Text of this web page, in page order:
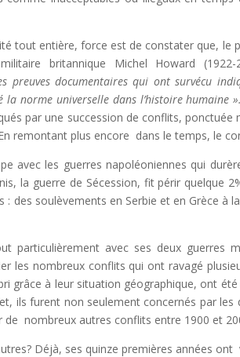
tout entière, force est de constater que, le
britannique Michel Howard
preuves documentaires qui ont survécu
norme universelle dans l’histoire humaine ».
par une succession de conflits, ponctuée
remontant plus encore dans le temps, le
avec les guerres napoléoniennes qui
la guerre de Sécession, fit périr quelque
des soulèvements en Serbie et en Grèce à
particulièrement avec ses deux guerres
les nombreux conflits qui ont ravagé
grâce à leur situation géographique, ont
ils furent non seulement concernés par les
de nombreux autres conflits entre 1900 et
Déjà, ses quinze premières années